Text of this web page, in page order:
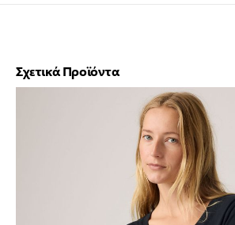
Σχετικά Προϊόντα